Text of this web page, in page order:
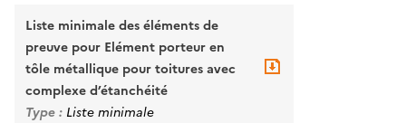
Liste minimale des éléments de
preuve pour Elément porteur en
tôle métallique pour toitures avec
complexe d’étanchéité
Type : Liste minimale